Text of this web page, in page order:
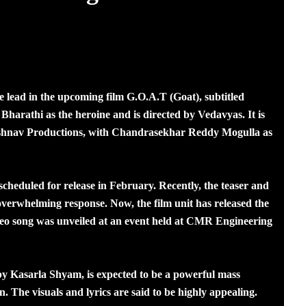
lead in the upcoming film G.O.A.T (Goat), subtitled
as the heroine and is directed by Vedavyas. It is
Productions, with Chandrasekhar Reddy Mogulla as
for release in February. Recently, the teaser and
response. Now, the film unit has released the
song was unveiled at an event held at CMR Engineering
Kasarla Shyam, is expected to be a powerful mass
The visuals and lyrics are said to be highly appealing.